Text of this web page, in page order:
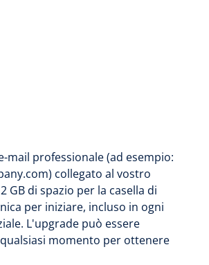
mail professionale (ad esempio:
collegato al vostro
GB di spazio per la casella di
per iniziare, incluso in ogni
L'upgrade può essere
momento per ottenere